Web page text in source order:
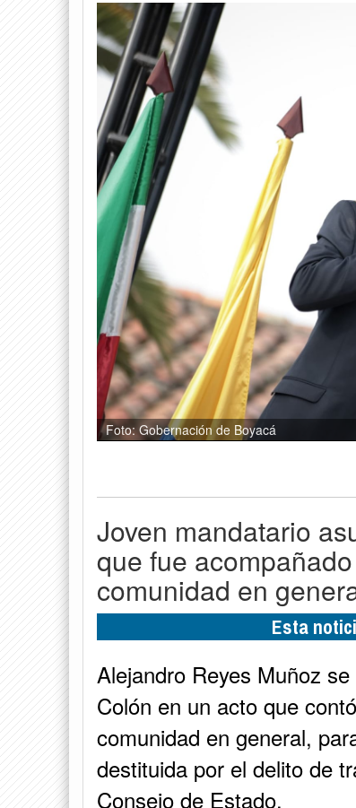
Foto: Gobernación de Boyacá
Joven mandatario
que fue
comunidad en
Esta
Alejandro Reyes Muñoz
Colón en un acto que
comunidad en general,
destituida por el delito de
Consejo de Estado.